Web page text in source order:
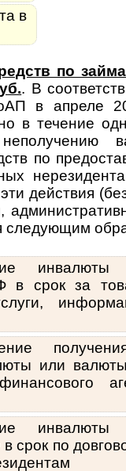
в
по
. В
в апреле
в течение
по
действия
следующим
инвалюты
в срок за
или
инвалюты
срок по